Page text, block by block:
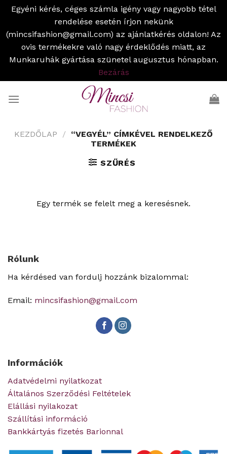
Egyéni kérés, céges számla igény vagy nagyobb tétel
rendelése esetén írjon nekünk
(mincsifashion@gmail.com) az ajánlatkérés oldalon! Az
ovis termékekre való nagy érdeklődés miatt, az
Munkaruhák gyártása szünetel augusztus hónapban.
Bezárás
KEZDŐLAP / “VEGYÉL” CÍMKÉVEL RENDELKEZŐ
TERMÉKEK
SZŰRÉS
Egy termék se felelt meg a keresésnek.
Rólunk
Ha kérdésed van fordulj hozzánk bizalommal:
Email: mincsifashion@gmail.com
Információk
Adatvédelmi nyilatkozat
Általános Szerződési Feltételek
Elállási nyilakozat
Szállítási információ
Bankkártyás fizetés Barionnal